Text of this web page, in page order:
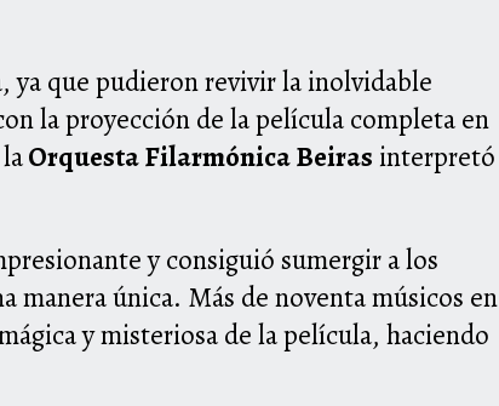
ya que pudieron revivir la inolvidable
la proyección de la película completa en
Orquesta Filarmónica Beirasinterpretó
y consiguió sumergir a los
manera única. Más de noventa músicos en
y misteriosa de la película, haciendo